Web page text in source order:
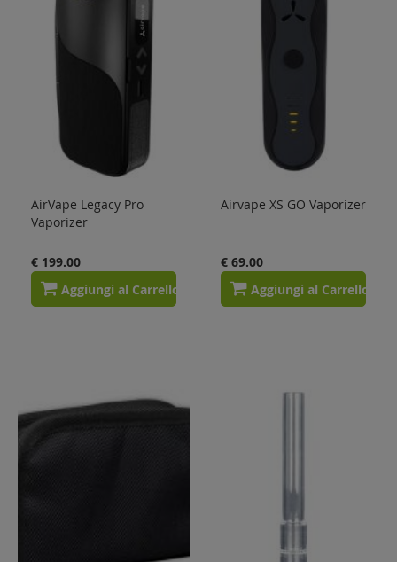
AirVape Legacy Pro
Vaporizer
€ 199.00
Aggiungi al Carrello
Airvape XS GO Vaporizer
€ 69.00
Aggiungi al Carrello